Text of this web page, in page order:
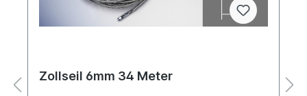
Zollseil 6mm 34 Meter